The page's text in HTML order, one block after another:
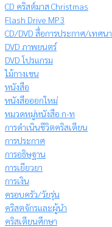
CD คริสต์มาส Christmas
Flash Drive MP3
CD/DVD สื่อการประกาศ/เทศนา
DVD ภาพยนตร์
DVD โปรแกรม
ไม้กางเขน
หนังสือ
หนังสือออกใหม่
หมวดหมู่หนังสือ ก-ท
การดำเนินชีวิตคริสเตียน
การประกาศ
การอธิษฐาน
การเยียวยา
การเงิน
ครอบครัว/วัยรุ่น
คริสตจักรและผู้นำ
คริสเตียนศึกษา